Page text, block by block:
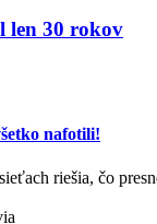
len 30 rokov
nafotili!
riešia, čo